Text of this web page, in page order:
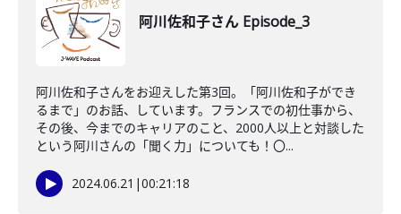
阿川佐和子さん Episode_3
阿川佐和子さんをお迎えした第3回。「阿川佐和子ができ
るまで」のお話、しています。フランスでの初仕事から、
その後、今までのキャリアのこと、2000人以上と対談した
という阿川さんの「聞く力」についても！〇...
2024.06.21 |00:21:18